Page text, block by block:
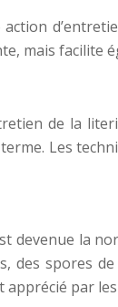
action
mais
de la
Les
devenue la
spores
par